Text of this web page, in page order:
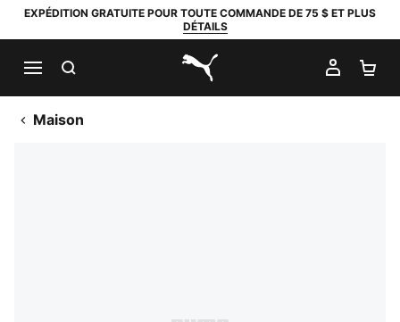
EXPÉDITION GRATUITE POUR TOUTE COMMANDE DE 75 $ ET PLUS
DÉTAILS
PUMA.com
MON
Maison